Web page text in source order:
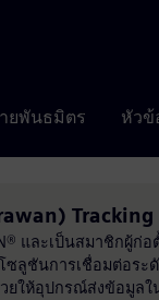
ยพันธมิตร หัวข้
และเป็นสมาชิกผู้ก่
โซลูชันการเชื่อมต่อ
ให้อุปกรณ์ส่งข้อมูล